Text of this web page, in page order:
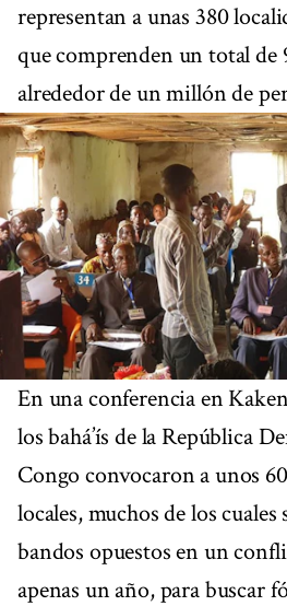
representan a unas 380
que comprenden un total de
alrededor de un millón de
En una conferencia en
los bahá’ís de la República
Congo convocaron a unos
locales, muchos de los
bandos opuestos en un
apenas un año, para buscar